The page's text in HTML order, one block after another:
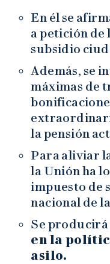
En él se
a petición de
subsidio
Además, se
máximas de
la pensión
Para aliviar
la Unión ha
impuesto de
nacional de
Se producirá
en la
asilo.